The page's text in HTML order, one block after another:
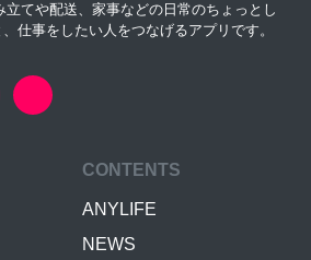
てや配送、家事などの日常のちょっとし
仕事をしたい人をつなげるアプリです。
CONTENTS
ANYLIFE
NEWS